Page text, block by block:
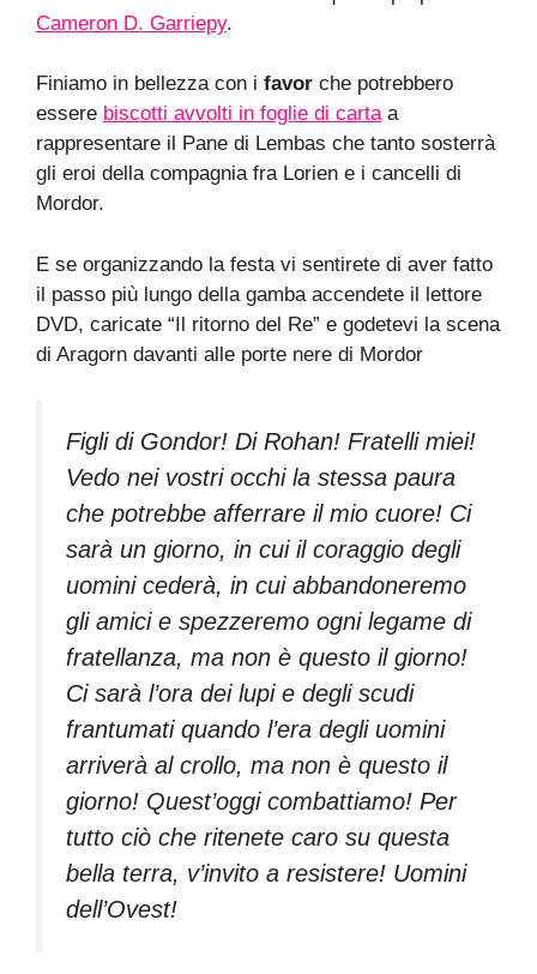
Cameron D. Garriepy.
Finiamo in bellezza con i favor che potrebbero
essere biscotti avvolti in foglie di cartaa
rappresentare il Pane di Lembas che tanto sosterrà
gli eroi della compagnia fra Lorien e i cancelli di
Mordor.
E se organizzando la festa vi sentirete di aver fatto
il passo più lungo della gamba accendete il lettore
DVD, caricate “Il ritorno del Re” e godetevi la scena
di Aragorn davanti alle porte nere di Mordor
Figli di Gondor! Di Rohan! Fratelli miei!
Vedo nei vostri occhi la stessa paura
che potrebbe afferrare il mio cuore! Ci
sarà un giorno, in cui il coraggio degli
uomini cederà, in cui abbandoneremo
gli amici e spezzeremo ogni legame di
fratellanza, ma non è questo il giorno!
Ci sarà l’ora dei lupi e degli scudi
frantumati quando l’era degli uomini
arriverà al crollo, ma non è questo il
giorno! Quest’oggi combattiamo! Per
tutto ciò che ritenete caro su questa
bella terra, v’invito a resistere! Uomini
dell’Ovest!